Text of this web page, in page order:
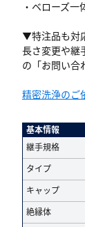
・ベローズ一
▼特注品も対
長さ変更や継
の「お問い合
精密洗浄のご
基本情報
継手規格
タイプ
キャップ
絶縁体
があります。